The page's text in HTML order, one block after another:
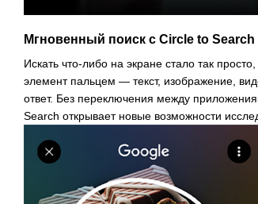
Мгновенный поиск с Circle to Search
Искать что-либо на экране стало так
элемент пальцем — текст, изображение,
ответ. Без переключения между
Search открывает новые возможности